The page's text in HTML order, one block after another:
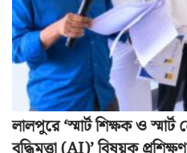
লালপুরে ‘স্মার্ট শিক্ষক ও